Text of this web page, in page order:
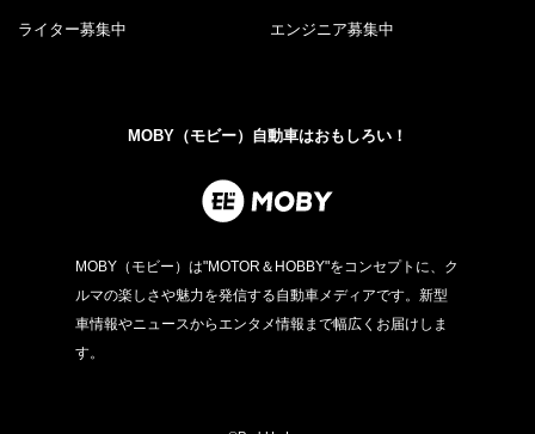
ライター募集中 エンジニア募集中
MOBY（モビー）自動車はおもしろい！
MOBY（モビー）は"MOTOR＆HOBBY"をコンセプトに、ク
ルマの楽しさや魅力を発信する自動車メディアです。新型
車情報やニュースからエンタメ情報まで幅広くお届けしま
す。